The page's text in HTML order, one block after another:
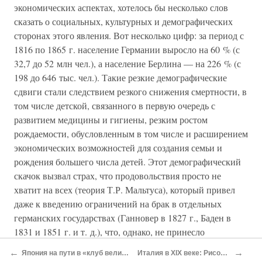
экономических аспектах, хотелось бы несколько слов
сказать о социальных, культурных и демографических
сторонах этого явления. Вот несколько цифр: за период с
1816 по 1865 г. население Германии выросло на 60 % (с
32,7 до 52 млн чел.), а население Берлина — на 226 % (с
198 до 646 тыс. чел.). Такие резкие демографические
сдвиги стали следствием резкого снижения смертности, в
том числе детской, связанного в первую очередь с
развитием медицины и гигиены, резким ростом
рождаемости, обусловленным в том числе и расширением
экономических возможностей для создания семьи и
рождения большего числа детей. Этот демографический
скачок вызвал страх, что продовольствия просто не
хватит на всех (теория Т.Р. Мальтуса), который привел
даже к введению ограничений на брак в отдельных
германских государствах (Ганновер в 1827 г., Баден в
1831 и 1851 г. и т. д.), что, однако, не принесло
рождение современной семьи, которая состоит из
← Япония на пути в «клуб великих держав» Италия в XIX веке: Рисорджименто →